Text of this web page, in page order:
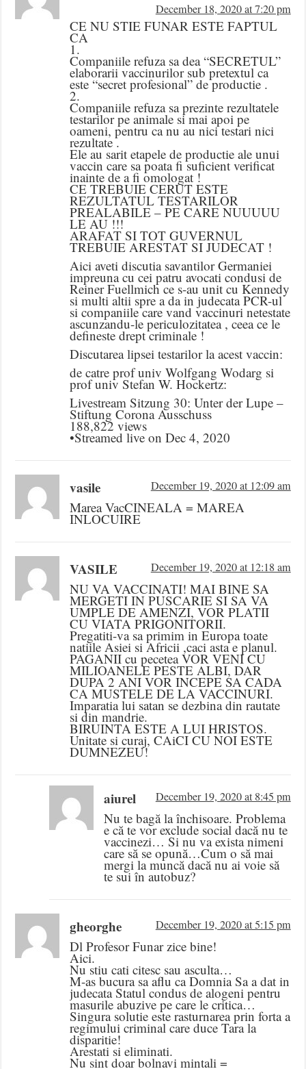
December 18, 2020 at 7:20 pm
CE NU STIE FUNAR ESTE FAPTUL
CA
1.
Companiile refuza sa dea “SECRETUL”
elaborarii vaccinurilor sub pretextul ca
este “secret profesional” de productie .
2.
Companiile refuza sa prezinte rezultatele
testarilor pe animale si mai apoi pe
oameni, pentru ca nu au nici testari nici
rezultate .
Ele au sarit etapele de productie ale unui
vaccin care sa poata fi suficient verificat
inainte de a fi omologat !
CE TREBUIE CERUT ESTE
REZULTATUL TESTARILOR
PREALABILE – PE CARE NUUUUU
LE AU !!!
ARAFAT SI TOT GUVERNUL
TREBUIE ARESTAT SI JUDECAT !
Aici aveti discutia savantilor Germaniei
impreuna cu cei patru avocati condusi de
Reiner Fuellmich ce s-au unit cu Kennedy
si multi altii spre a da in judecata PCR-ul
si companiile care vand vaccinuri netestate
ascunzandu-le periculozitatea , ceea ce le
defineste drept criminale !
Discutarea lipsei testarilor la acest vaccin:
de catre prof univ Wolfgang Wodarg si
prof univ Stefan W. Hockertz:
Livestream Sitzung 30: Unter der Lupe –
Stiftung Corona Ausschuss
188,822 views
•Streamed live on Dec 4, 2020
vasile December 19, 2020 at 12:09 am
Marea VacCINEALA = MAREA
INLOCUIRE
VASILE December 19, 2020 at 12:18 am
NU VA VACCINATI! MAI BINE SA
MERGETI IN PUSCARIE SI SA VA
UMPLE DE AMENZI, VOR PLATII
CU VIATA PRIGONITORII.
Pregatiti-va sa primim in Europa toate
natiile Asiei si Africii ,caci asta e planul.
PAGANII cu pecetea VOR VENI CU
MILIOANELE PESTE ALBI, DAR
DUPA 2 ANI VOR INCEPE SA CADA
CA MUSTELE DE LA VACCINURI.
Imparatia lui satan se dezbina din rautate
si din mandrie.
BIRUINTA ESTE A LUI HRISTOS.
Unitate si curaj, CAiCI CU NOI ESTE
DUMNEZEU!
aiurel December 19, 2020 at 8:45 pm
Nu te bagă la închisoare. Problema
e că te vor exclude social dacă nu te
vaccinezi… Si nu va exista nimeni
care să se opună…Cum o să mai
mergi la muncă dacă nu ai voie să
te sui în autobuz?
gheorghe December 19, 2020 at 5:15 pm
Dl Profesor Funar zice bine!
Aici.
Nu stiu cati citesc sau asculta…
M-as bucura sa aflu ca Domnia Sa a dat in
judecata Statul condus de alogeni pentru
masurile abuzive pe care le critica…
Singura solutie este rasturnarea prin forta a
regimului criminal care duce Tara la
disparitie!
Arestati si eliminati.
Nu sint doar bolnavi mintali =